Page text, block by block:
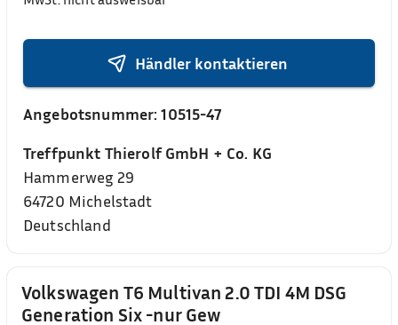
Volkswagen T6 Multivan 2.0 TDI 4M DSG
Generation Six -nur Gew
Händler kontaktieren
Angebotsnummer:10515-47
Treffpunkt Thierolf GmbH + Co. KG
Hammerweg 29
64720 Michelstadt
Deutschland